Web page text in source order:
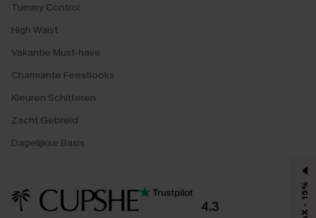
Tummy Control
High Waist
Vakantie Must-have
Charmante Feestlooks
Kleuren Schitteren
Zacht Gebreid
Dagelijkse Basis
4.3 MAX - 15%